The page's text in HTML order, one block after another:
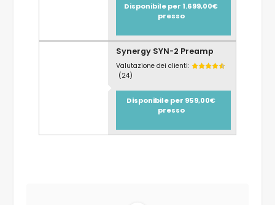
Disponibile per 1.699,00€
presso
Synergy SYN-2 Preamp
Valutazione dei clienti:
(24)
Disponibile per 959,00€
presso